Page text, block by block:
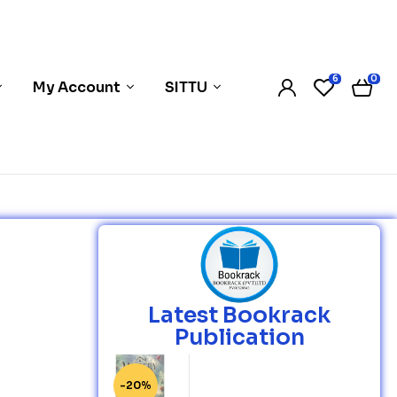
My Account SITTU 6 0
Latest Bookrack
Publication
-20%